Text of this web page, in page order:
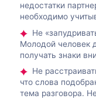
недостатки
необходимо
Не
Молодой человек
получать знаки
Не
что слова
тема разговора.